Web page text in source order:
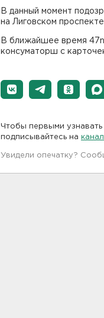
В данный момент
на Лиговском проспекте.
В ближайшее время
консуматорш с
Чтобы первыми
подписывайтесь на
Увидели опечатку?